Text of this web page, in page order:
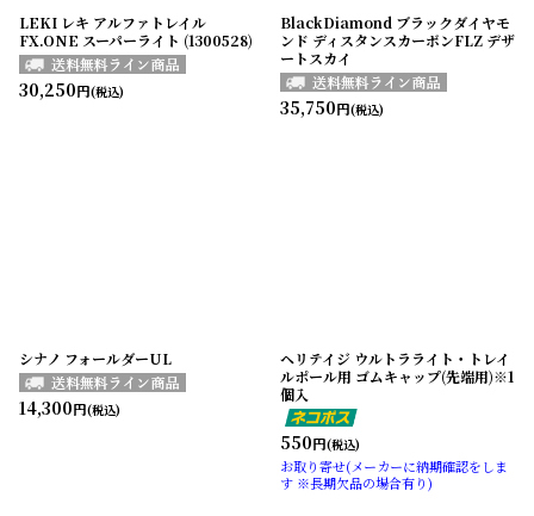
LEKI レキ アルファトレイル
FX.ONE スーパーライト (1300528)
30,250円(税込)
BlackDiamond ブラックダイヤモ
ンド ディスタンスカーボンFLZ デザ
ートスカイ
35,750円(税込)
シナノ フォールダーUL
14,300円(税込)
ヘリテイジ ウルトラライト・トレイ
ルポール用 ゴムキャップ(先端用)※1
個入
550円(税込)
お取り寄せ(メーカーに納期確認をしま
す ※長期欠品の場合有り)